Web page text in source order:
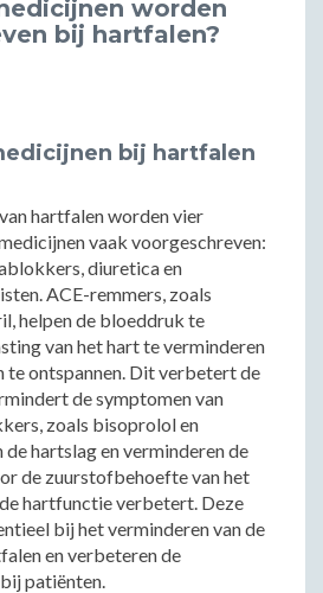
worden
bij hartfalen?
bij hartfalen
hartfalen worden vier
vaak voorgeschreven:
diuretica en
ACE-remmers, zoals
helpen de bloeddruk te
van het hart te verminderen
te ontspannen. Dit verbetert de
de symptomen van
zoals bisoprolol en
hartslag en verminderen de
de zuurstofbehoefte van het
hartfunctie verbetert. Deze
bij het verminderen van de
en verbeteren de
patiënten.